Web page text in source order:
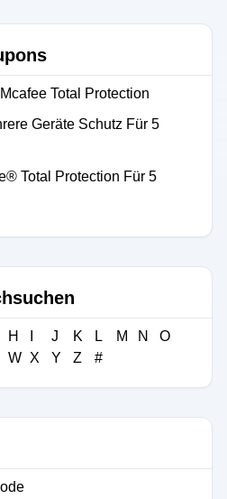
Total Protection
Geräte Schutz Für 5
Total Protection Für 5
H J K L M N
O
W X Y Z #